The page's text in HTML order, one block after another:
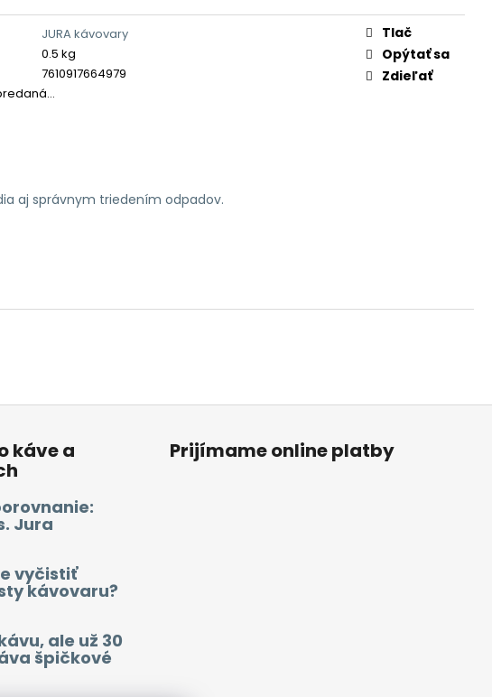
JURA kávovary
0.5 kg
7610917664979
Tlač
Opýtať sa
Zdieľať
aj správnym triedením odpadov.
káve a
Jura
vyčistiť
kávovaru?
ale už 30
špičkové
Prijímame online platby